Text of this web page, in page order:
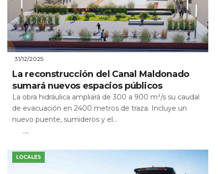
31/12/2025
La reconstrucción del Canal Maldonado
sumará nuevos espacios públicos
La obra hidráulica ampliará de 300 a 900 m³/s su caudal
de evacuación en 2400 metros de traza. Incluye un
nuevo puente, sumideros y el...
Leer Más
LOCALES